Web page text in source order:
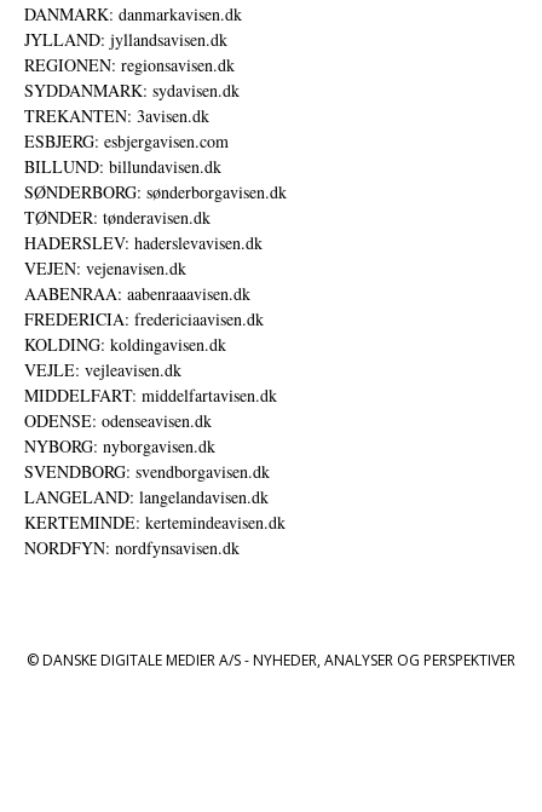
DANMARK: danmarkavisen.dk
JYLLAND: jyllandsavisen.dk
REGIONEN: regionsavisen.dk
SYDDANMARK: sydavisen.dk
TREKANTEN: 3avisen.dk
ESBJERG: esbjergavisen.com
BILLUND: billundavisen.dk
SØNDERBORG: sønderborgavisen.dk
TØNDER: tønderavisen.dk
HADERSLEV: haderslevavisen.dk
VEJEN: vejenavisen.dk
AABENRAA: aabenraaavisen.dk
FREDERICIA: fredericiaavisen.dk
KOLDING: koldingavisen.dk
VEJLE: vejleavisen.dk
MIDDELFART: middelfartavisen.dk
ODENSE: odenseavisen.dk
NYBORG: nyborgavisen.dk
SVENDBORG: svendborgavisen.dk
LANGELAND: langelandavisen.dk
KERTEMINDE: kertemindeavisen.dk
NORDFYN: nordfynsavisen.dk
© DANSKE DIGITALE MEDIER A/S - NYHEDER, ANALYSER OG PERSPEKTIVER